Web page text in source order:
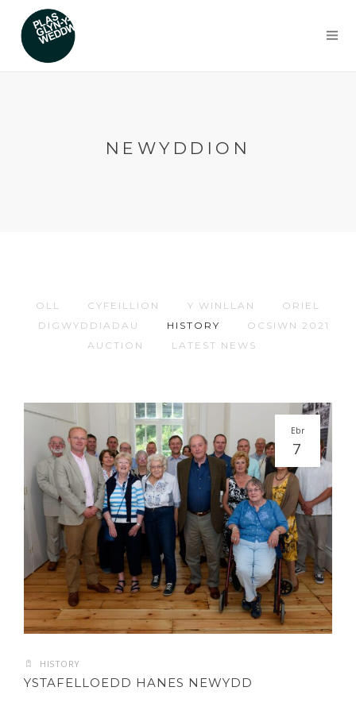
NEWYDDION
OLL CYFEILLION Y WINLLAN
ORIEL
DIGWYDDIADAU
HISTORY
OCSIWN 2021
AUCTION
LATEST NEWS
Ebr
7
HISTORY
YSTAFELLOEDD HANES NEWYDD